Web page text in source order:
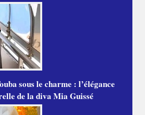
sous le charme : l’élégance
de la diva Mia Guissé